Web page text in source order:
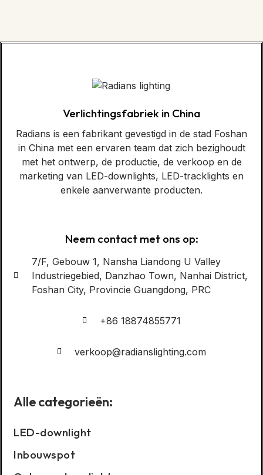
Verlichtingsfabriek in China
Radians is een fabrikant gevestigd in de stad Foshan
in China met een ervaren team dat zich bezighoudt
met het ontwerp, de productie, de verkoop en de
marketing van LED-downlights, LED-tracklights en
enkele aanverwante producten.
Neem contact met ons op:
7/F, Gebouw 1, Nansha Liandong U Valley
Industriegebied, Danzhao Town, Nanhai District,
Foshan City, Provincie Guangdong, PRC
+86 18874855771
verkoop@radianslighting.com
Alle categorieën:
LED-downlight
Inbouwspot